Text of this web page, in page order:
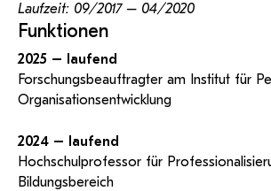
Laufzeit: 09/2017 – 04/2020
Funktionen
2025 – laufend
Forschungsbeauftragter am Institut für
Organisationsentwicklung
2024 – laufend
Hochschulprofessor für
Bildungsbereich